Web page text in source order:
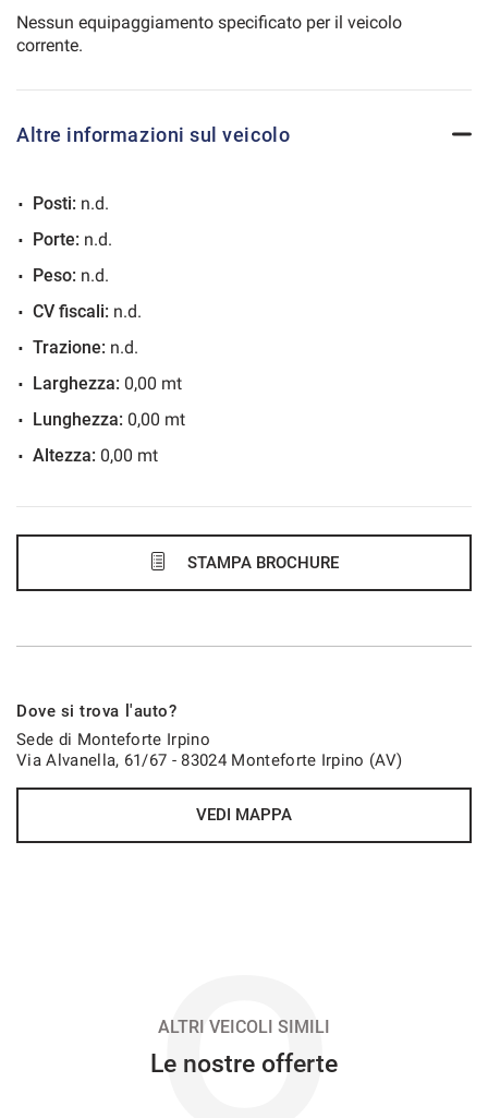
48 Mesi
60 Mesi
564€/mese
591€/mese
48 Mesi
VEDI
622€/mese
Nessun equipaggiamento specificato per il veicolo
corrente.
Altre informazioni sul veicolo
Posti: n.d.
Porte: n.d.
Peso: n.d.
CV fiscali: n.d.
Trazione: n.d.
Larghezza: 0,00 mt
Lunghezza: 0,00 mt
Altezza: 0,00 mt
STAMPA BROCHURE
Dove si trova l'auto?
Sede di Monteforte Irpino
Via Alvanella, 61/67 - 83024 Monteforte Irpino (AV)
VEDI MAPPA
O
ALTRI VEICOLI SIMILI
Le nostre offerte